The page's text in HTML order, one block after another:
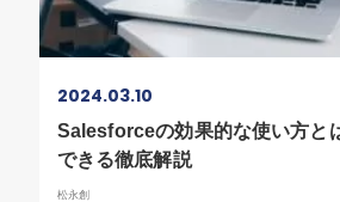
2024.03.10
Salesforceの効果的な使い方と
できる徹底解説
松永創